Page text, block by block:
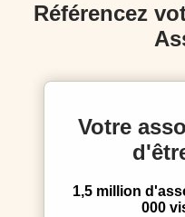
Référencez
Votre association mérite
1,5 million
000